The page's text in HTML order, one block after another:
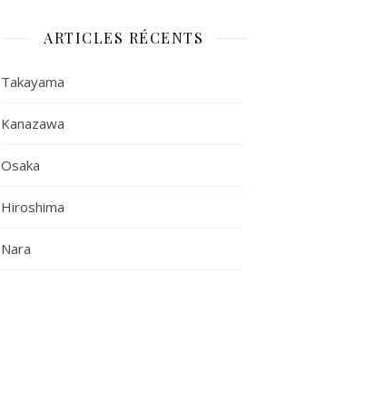
ARTICLES RÉCENTS
Takayama
Kanazawa
Osaka
Hiroshima
Nara